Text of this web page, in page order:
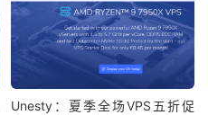
Unesty：夏季全场VPS五折促